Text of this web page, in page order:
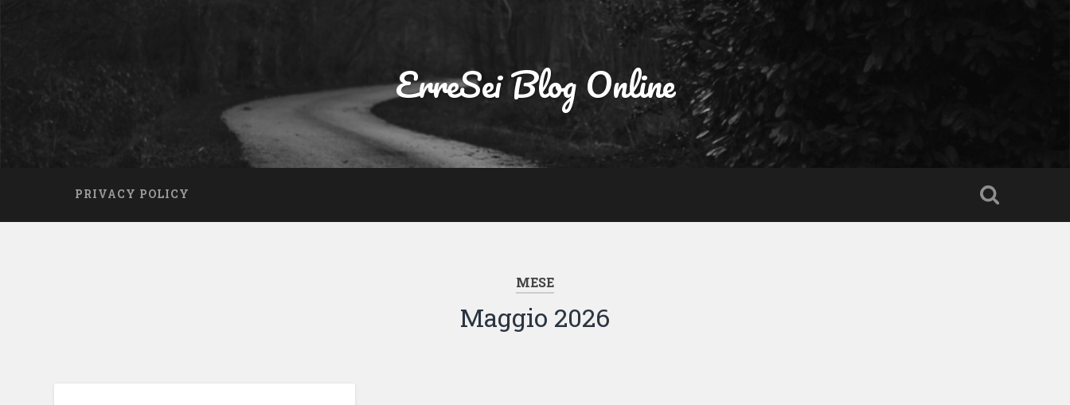
ErreSei Blog Online
PRIVACY POLICY
MESE
Maggio 2026